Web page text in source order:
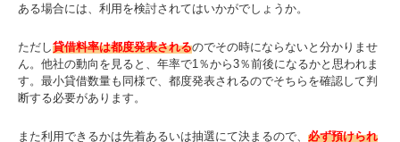
ある場合には、利用を検討されてはいかがでしょうか。
ただし貸借料率は都度発表されるのでその時にならないと分かりませ
ん。他社の動向を見ると、年率で1％から3％前後になるかと思われま
す。最小貸借数量も同様で、都度発表されるのでそちらを確認して判
断する必要があります。
また利用できるかは先着あるいは抽選にて決まるので、 必ず預けられ